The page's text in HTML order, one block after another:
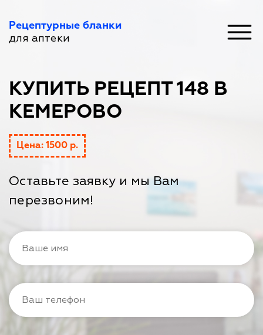
Рецептурные бланки
для аптеки
КУПИТЬ РЕЦЕПТ 148 В
КЕМЕРОВО
Цена: 1500 р.
Оставьте заявку и мы Вам
перезвоним!